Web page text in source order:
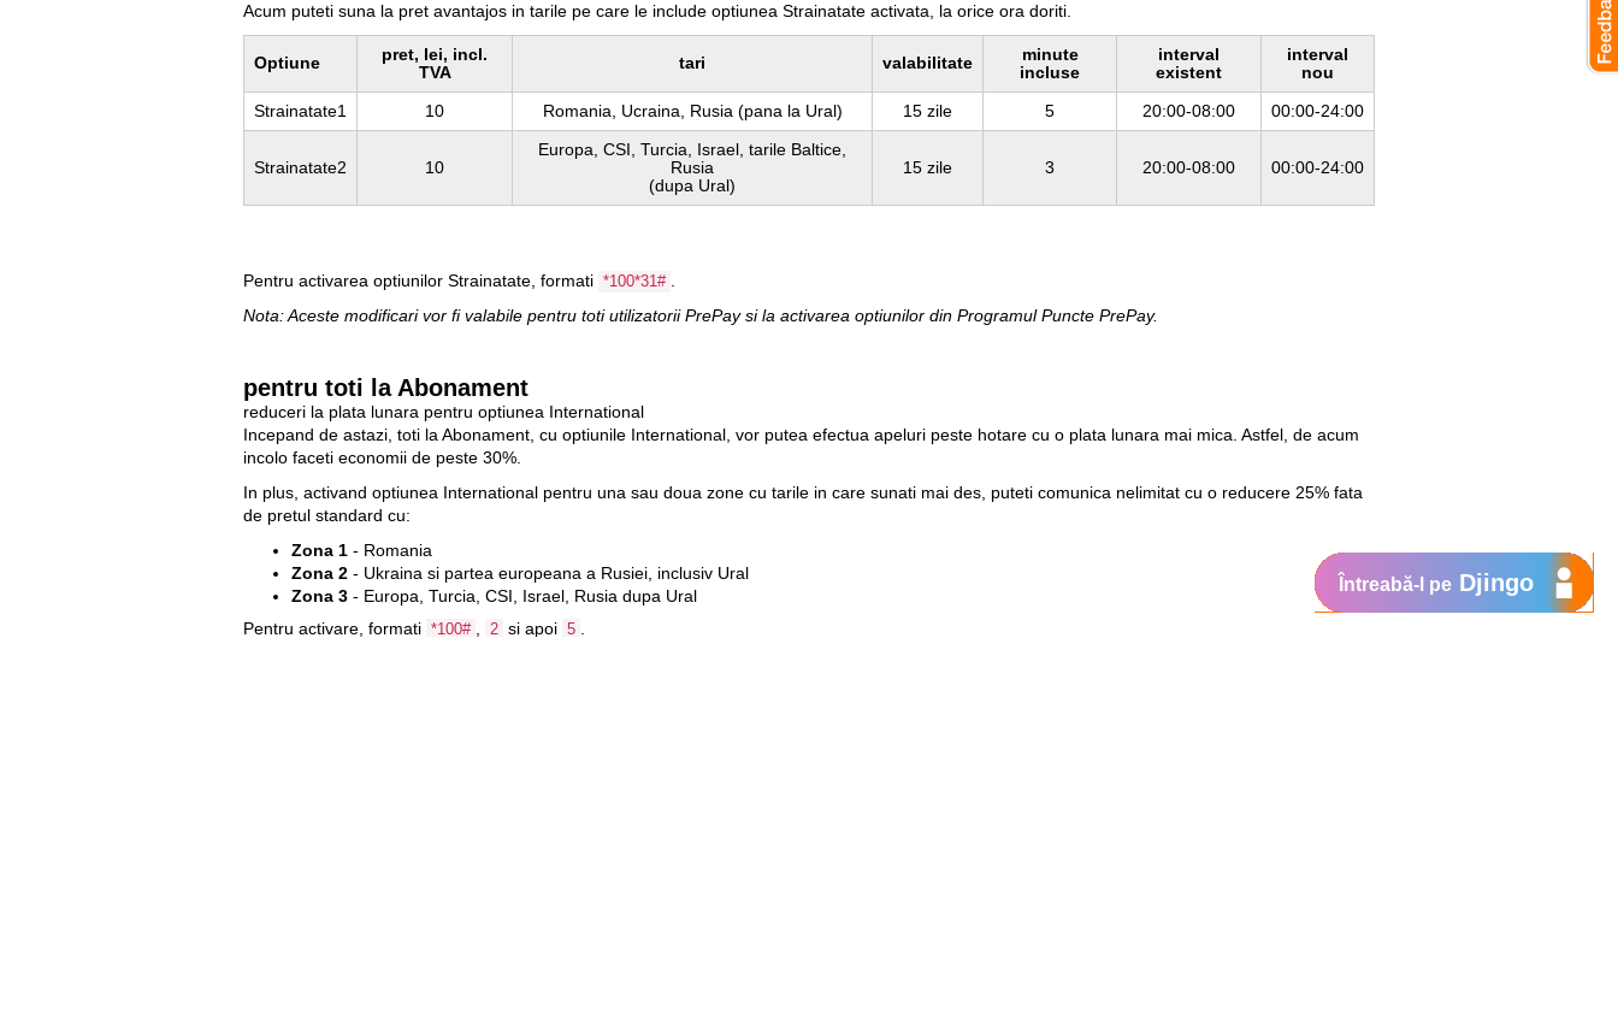
Acum puteti suna la pret avantajos in tarile pe care le include optiunea Strainatate activata, la orice ora doriti.
Optiune
pret, lei, incl.
TVA
tari valabilitate
minute
incluse
interval
existent
interval
nou
Strainatate1
10 Romania, Ucraina, Rusia (pana la Ural) 15 zile 5 20:00-08:00 00:00-24:00
Strainatate2 10
Europa, CSI, Turcia, Israel, tarile Baltice,
Rusia
(dupa Ural)
15 zile 3 20:00-08:00 00:00-24:00
Pentru activarea optiunilor Strainatate, formati *100*31#
Nota: Aceste modificari vor fi valabile pentru toti utilizatorii PrePay si la activarea optiunilor din Programul Puncte PrePay.
pentru toti la Abonament
reduceri la plata lunara pentru optiunea International
Incepand de astazi, toti la Abonament, cu optiunile International , vor putea efectua apeluri peste hotare cu o plata lunara mai mica. Astfel, de acum
incolo faceti economii de peste 30%.
In plus, activand optiunea International pentru una sau doua zone cu tarile in care sunati mai des, puteti comunica nelimitat cu o reducere 25% fata
de pretul standard cu:
Zona 1 - Romania
Zona 2 - Ukraina si partea europeana a Rusiei, inclusiv Ural
Zona 3 - Europa, Turcia, CSI, Israel, Rusia dupa Ural
Pentru activare, formati *100# 2 si apoi 5
Întreabă-l pe Djingo